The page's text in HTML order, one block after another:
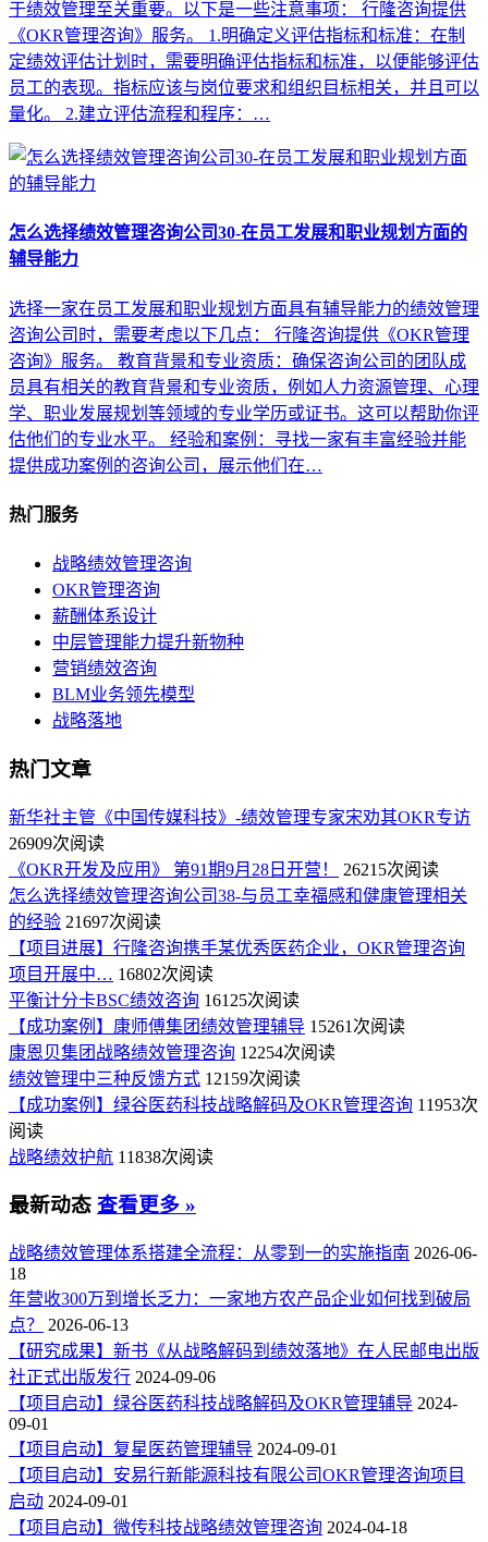
于绩效管理至关重要。以下是一些注意事项： 行隆咨询提供
《OKR管理咨询》服务。 1.明确定义评估指标和标准：在制
定绩效评估计划时，需要明确评估指标和标准，以便能够评估
员工的表现。指标应该与岗位要求和组织目标相关，并且可以
量化。 2.建立评估流程和程序：…
怎么选择绩效管理咨询公司30-在员工发展和职业规划方面的
辅导能力
选择一家在员工发展和职业规划方面具有辅导能力的绩效管理
咨询公司时，需要考虑以下几点： 行隆咨询提供《OKR管理
咨询》服务。 教育背景和专业资质：确保咨询公司的团队成
员具有相关的教育背景和专业资质，例如人力资源管理、心理
学、职业发展规划等领域的专业学历或证书。这可以帮助你评
估他们的专业水平。 经验和案例：寻找一家有丰富经验并能
提供成功案例的咨询公司，展示他们在…
热门服务
战略绩效管理咨询
OKR管理咨询
薪酬体系设计
中层管理能力提升新物种
营销绩效咨询
BLM业务领先模型
战略落地
热门文章
新华社主管《中国传媒科技》-绩效管理专家宋劝其OKR专访
26909次阅读
《OKR开发及应用》 第91期9月28日开营！
26215次阅读
怎么选择绩效管理咨询公司38-与员工幸福感和健康管理相关
的经验 21697次阅读
【项目进展】行隆咨询携手某优秀医药企业，OKR管理咨询
项目开展中… 16802次阅读
平衡计分卡BSC绩效咨询 16125次阅读
【成功案例】康师傅集团绩效管理辅导 15261次阅读
康恩贝集团战略绩效管理咨询 12254次阅读
绩效管理中三种反馈方式 12159次阅读
【成功案例】绿谷医药科技战略解码及OKR管理咨询 11953次
阅读
战略绩效护航 11838次阅读
最新动态 查看更多 »
战略绩效管理体系搭建全流程：从零到一的实施指南 2026-06-
18
年营收300万到增长乏力：一家地方农产品企业如何找到破局
点？
2026-06-13
【研究成果】新书《从战略解码到绩效落地》在人民邮电出版
社正式出版发行 2024-09-06
【项目启动】绿谷医药科技战略解码及OKR管理辅导 2024-
09-01
【项目启动】复星医药管理辅导 2024-09-01
【项目启动】安易行新能源科技有限公司OKR管理咨询项目
启动 2024-09-01
【项目启动】微传科技战略绩效管理咨询 2024-04-18